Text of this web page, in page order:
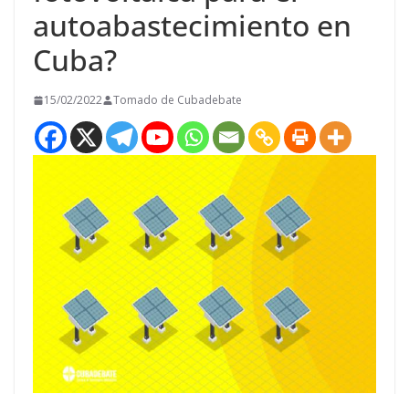
autoabastecimiento en
Cuba?
15/02/2022 Tomado de Cubadebate